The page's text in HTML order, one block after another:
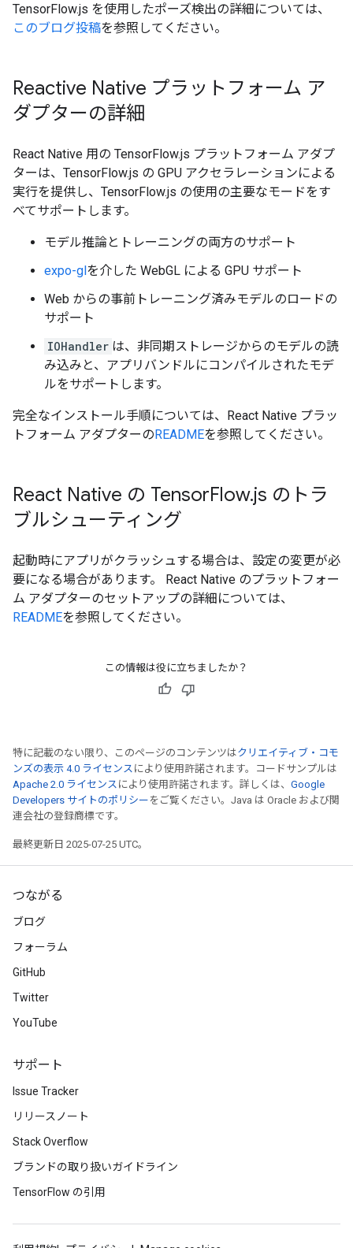
TensorFlow.js を使用したポーズ検出の詳細については、
このブログ投稿を参照してください。
Reactive Native プラットフォーム ア
ダプターの詳細
React Native 用の TensorFlow.js プラットフォーム アダプ
ターは、TensorFlow.js の GPU アクセラレーションによる
実行を提供し、TensorFlow.js の使用の主要なモードをす
べてサポートします。
モデル推論とトレーニングの両方のサポート
expo-glを介した WebGL による GPU サポート
Web からの事前トレーニング済みモデルのロードの
サポート
IOHandler は、非同期ストレージからのモデルの読
み込みと、アプリバンドルにコンパイルされたモデ
ルをサポートします。
完全なインストール手順については、React Native プラッ
トフォーム アダプターのREADMEを参照してください。
React Native の TensorFlow.js のトラ
ブルシューティング
起動時にアプリがクラッシュする場合は、設定の変更が必
要になる場合があります。 React Native のプラットフォー
ム アダプターのセットアップの詳細については、
READMEを参照してください。
この情報は役に立ちましたか？
特に記載のない限り、このページのコンテンツはクリエイティブ・コモ
ンズの表示 4.0 ライセンス により使用許諾されます。コードサンプルは
Apache 2.0 ライセンス により使用許諾されます。詳しくは、 Google
Developers サイトのポリシー をご覧ください。Java は Oracle および関
連会社の登録商標です。
最終更新日 2025-07-25 UTC。
つながる
ブログ
フォーラム
GitHub
Twitter
YouTube
サポート
Issue Tracker
リリースノート
Stack Overflow
ブランドの取り扱いガイドライン
TensorFlow の引用